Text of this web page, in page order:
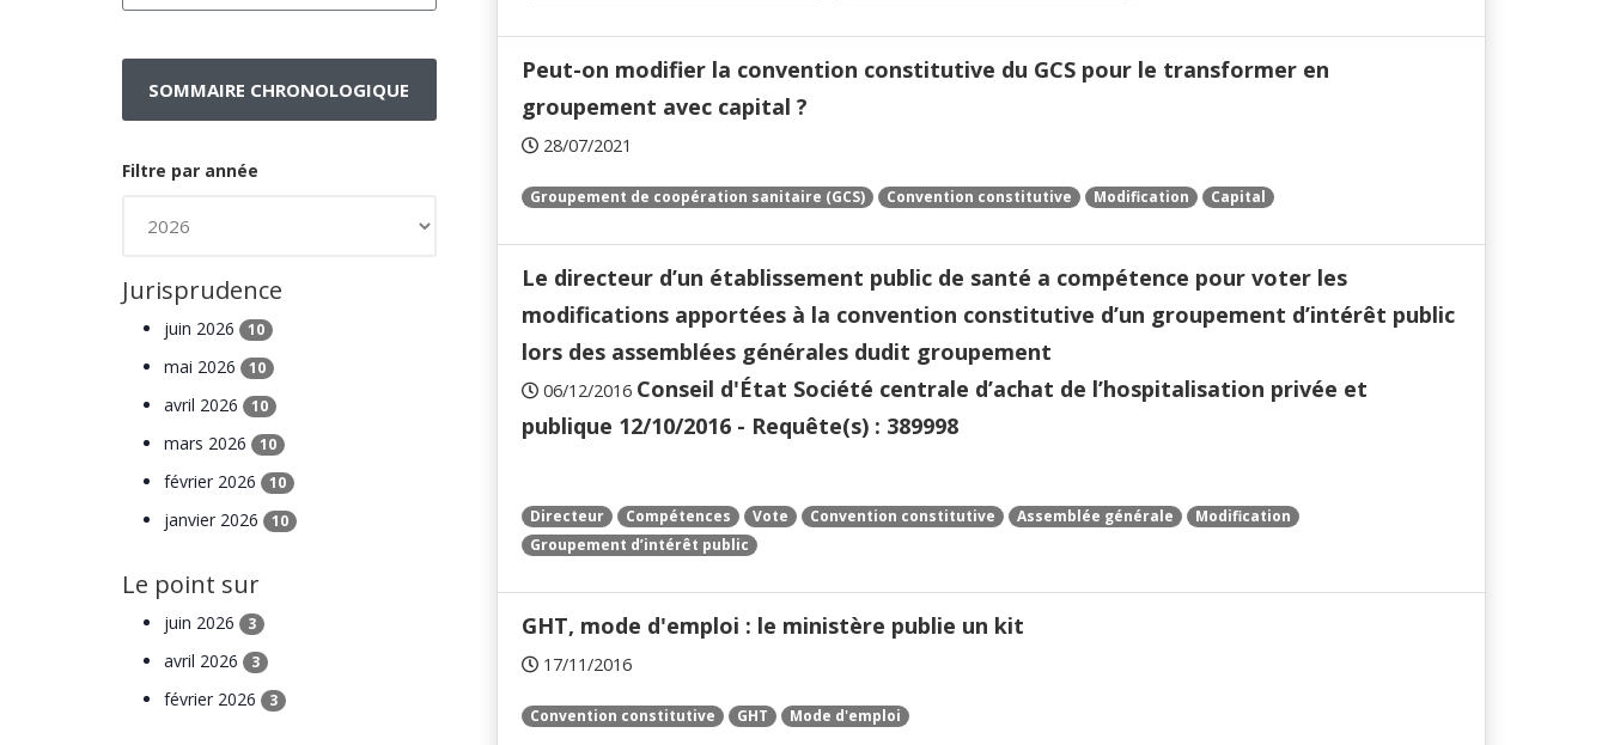
Peut-on modifier la convention constitutive du GCS pour le transformer en
groupement avec capital ?
28/07/2021
Groupement de coopération sanitaire (GCS) Convention constitutive Modification Capital
Le directeur d’un établissement public de santé a compétence pour voter les
modifications apportées à la convention constitutive d’un groupement d’intérêt public
lors des assemblées générales dudit groupement
06/12/2016 Conseil d'État Société centrale d’achat de l’hospitalisation privée et
publique 12/10/2016 - Requête(s) : 389998
Directeur Compétences Vote Convention constitutive Assemblée générale
Modification
Groupement d’intérêt public
GHT, mode d'emploi : le ministère publie un kit
17/11/2016
Convention constitutive GHT Mode d'emploi
SOMMAIRE CHRONOLOGIQUE
Filtre par année
Jurisprudence
juin 2026 10
mai 2026 10
avril 2026 10
mars 2026 10
février 2026 10
janvier 2026 10
Le point sur
juin 2026 3
avril 2026 3
février 2026 3